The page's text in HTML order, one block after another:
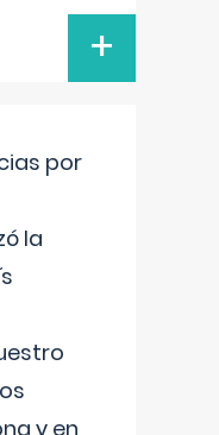
+
por
la
y en